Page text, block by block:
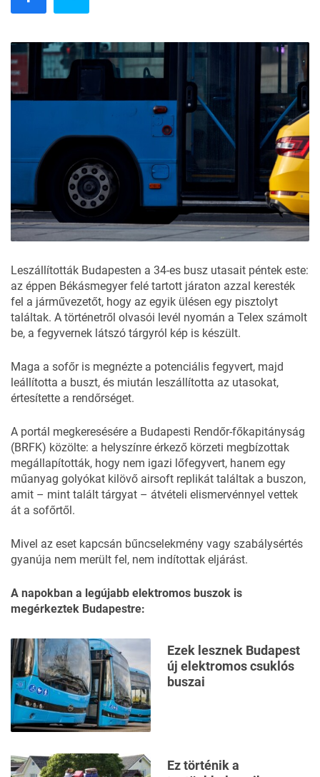
Leszállították Budapesten a 34-es busz utasait péntek este:
az éppen Békásmegyer felé tartott járaton azzal keresték
fel a járművezetőt, hogy az egyik ülésen egy pisztolyt
találtak. A történetről olvasói levél nyomán a Telex számolt
be, a fegyvernek látszó tárgyról kép is készült.
Maga a sofőr is megnézte a potenciális fegyvert, majd
leállította a buszt, és miután leszállította az utasokat,
értesítette a rendőrséget.
A portál megkeresésére a Budapesti Rendőr-főkapitányság
(BRFK) közölte: a helyszínre érkező körzeti megbízottak
megállapították, hogy nem igazi lőfegyvert, hanem egy
műanyag golyókat kilövő airsoft replikát találtak a buszon,
amit – mint talált tárgyat – átvételi elismervénnyel vettek
át a sofőrtől.
Mivel az eset kapcsán bűncselekmény vagy szabálysértés
gyanúja nem merült fel, nem indítottak eljárást.
A napokban a legújabb elektromos buszok is
megérkeztek Budapestre:
Ezek lesznek Budapest
új elektromos csuklós
buszai
Ez történik a